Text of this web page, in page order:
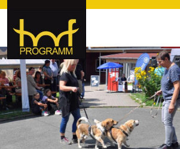
hof-programm – das
Veranstaltungsportal für
Hochfranken